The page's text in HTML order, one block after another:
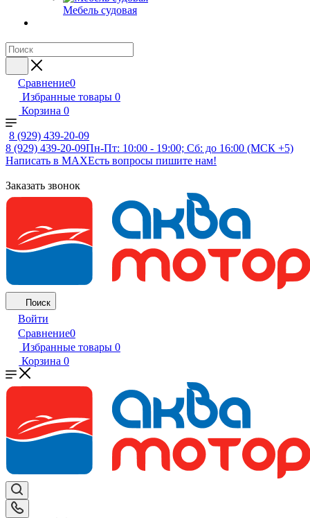
Мебель судовая
Сравнение0
Избранные товары 0
Корзина 0
8 (929) 439-20-09
8 (929) 439-20-09Пн-Пт: 10:00 - 19:00; Сб: до 16:00 (МСК +5)
Написать в MAXЕсть вопросы пишите нам!
Заказать звонок
Поиск
Войти
Сравнение0
Избранные товары 0
Корзина 0